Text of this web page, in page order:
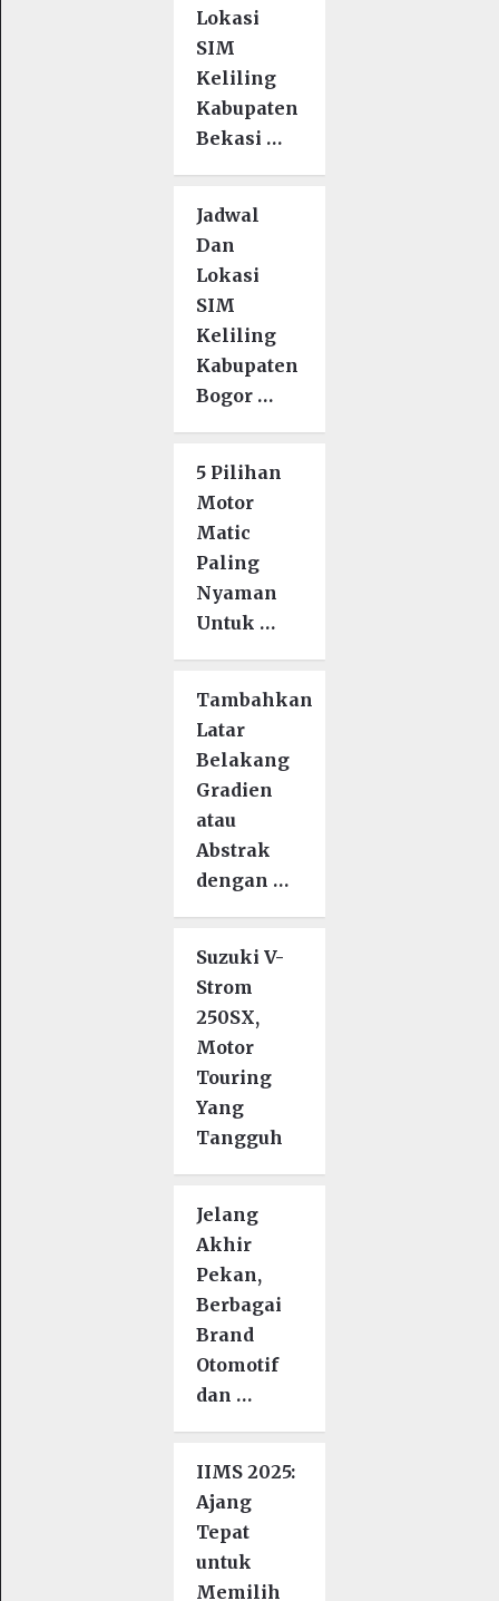
Lokasi
SIM
Keliling
Kabupaten
Bekasi …
Jadwal
Dan
Lokasi
SIM
Keliling
Kabupaten
Bogor …
5 Pilihan
Motor
Matic
Paling
Nyaman
Untuk …
Tambahkan
Latar
Belakang
Gradien
atau
Abstrak
dengan …
Suzuki V-
Strom
250SX,
Motor
Touring
Yang
Tangguh
Jelang
Akhir
Pekan,
Berbagai
Brand
Otomotif
dan …
IIMS 2025:
Ajang
Tepat
untuk
Memilih